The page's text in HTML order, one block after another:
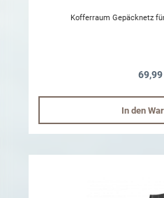
Kofferraum Gepäcknetz
In den